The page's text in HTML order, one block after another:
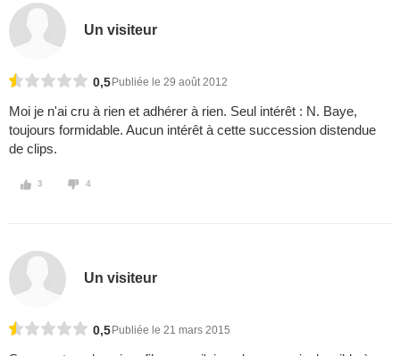
Un visiteur
0,5 Publiée le 29 août 2012
Moi je n'ai cru à rien et adhérer à rien. Seul intérêt : N. Baye,
toujours formidable. Aucun intérêt à cette succession distendue
de clips.
3 4
Un visiteur
0,5 Publiée le 21 mars 2015